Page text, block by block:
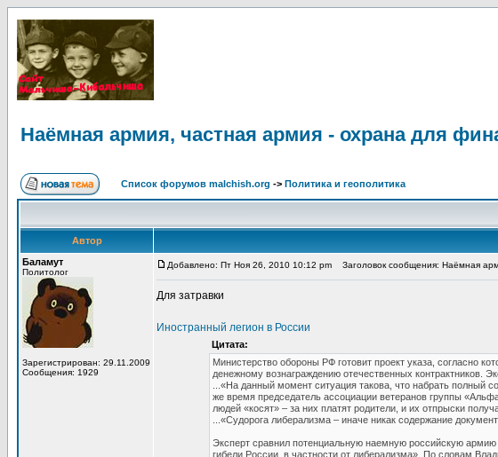
Наёмная армия, частная армия - охрана для
Список форумов malchish.org -> Политика и геополитика
Автор
Баламут
Политолог
Зарегистрирован: 29.11.2009
Сообщения: 1929
Добавлено: Пт Ноя 26, 2010 10:12 pm Заголовок сообщения: Наёмная
Для затравки
Иностранный легион в России
Цитата:
Министерство обороны РФ готовит проект указа, согласно
денежному вознаграждению отечественных контрактников.
...«На данный момент ситуация такова, что набрать полный
же время председатель ассоциации ветеранов группы
людей «косят» – за них платят родители, и их отпрыски
...«Судорога либерализма – иначе никак содержание
Эксперт сравнил потенциальную наемную российскую армию
гибели России, в частности от либерализма». По словам